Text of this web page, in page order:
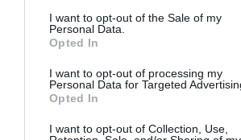
I want to opt-out of the Sale of my
Personal Data.
Opted In
I want to opt-out of processing my
Personal Data for Targeted
Opted In
I want to opt-out of Collection, Use,
los rizomas para protegerlos del frió.